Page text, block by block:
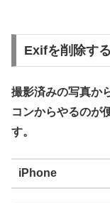
Exifを削除する
撮影済みの写真か
コンからやるのが
す。
iPhone